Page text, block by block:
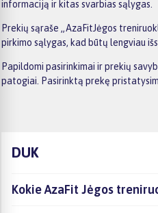
informaciją ir kitas svarbias sąlygas.
Prekių sąraše „AzaFitJėgos
pirkimo sąlygas, kad būtų lengviau
Papildomi pasirinkimai ir prekių
patogiai. Pasirinktą prekę
DUK
Kokie AzaFit Jėgos